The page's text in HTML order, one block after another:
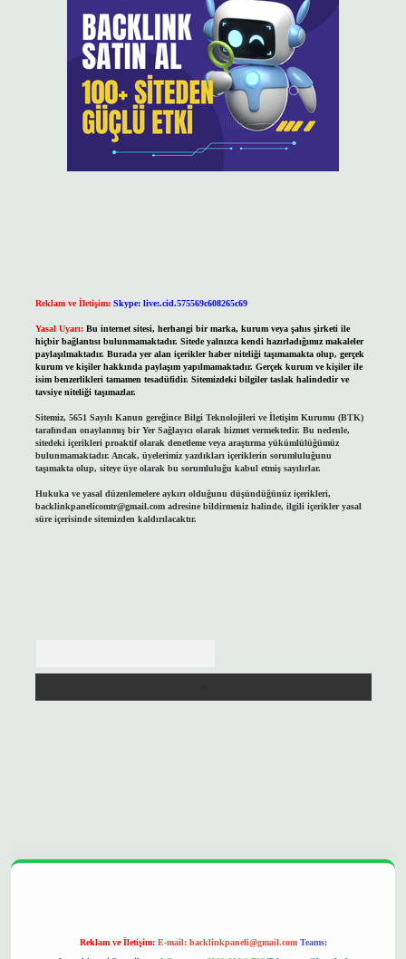
Reklam ve İletişim: Skype: live:.cid.575569c608265c69
Yasal Uyarı: Bu internet sitesi, herhangi bir marka, kurum veya şahıs şirketi ile
hiçbir bağlantısı bulunmamaktadır. Sitede yalnızca kendi hazırladığımız makaleler
paylaşılmaktadır. Burada yer alan içerikler haber niteliği taşımamakta olup, gerçek
kurum ve kişiler hakkında paylaşım yapılmamaktadır. Gerçek kurum ve kişiler ile
isim benzerlikleri tamamen tesadüfidir. Sitemizdeki bilgiler taslak halindedir ve
tavsiye niteliği taşımazlar.
Sitemiz, 5651 Sayılı Kanun gereğince Bilgi Teknolojileri ve İletişim Kurumu (BTK)
tarafından onaylanmış bir Yer Sağlayıcı olarak hizmet vermektedir. Bu nedenle,
sitedeki içerikleri proaktif olarak denetleme veya araştırma yükümlülüğümüz
bulunmamaktadır. Ancak, üyelerimiz yazdıkları içeriklerin sorumluluğunu
taşımakta olup, siteye üye olarak bu sorumluluğu kabul etmiş sayılırlar.
Hukuka ve yasal düzenlemelere aykırı olduğunu düşündüğünüz içerikleri,
backlinkpanelicomtr@gmail.comadresine bildirmeniz halinde, ilgili içerikler yasal
süre içerisinde sitemizden kaldırılacaktır.
Reklam ve İletişim: E-mail: backlinkpaneli@gmail.com Teams: